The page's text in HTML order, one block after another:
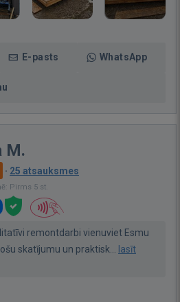
E-pasts WhatsApp
M.
· 25 atsauksmes
Pirms 5 st.
remontdarbi vienuviet Esmu
skatījumu un praktisk...
lasīt